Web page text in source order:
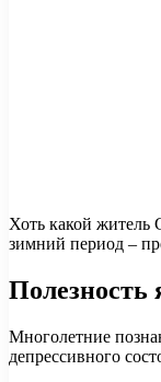
Хоть какой житель
зимний период –
Полезность
Многолетние
депрессивного